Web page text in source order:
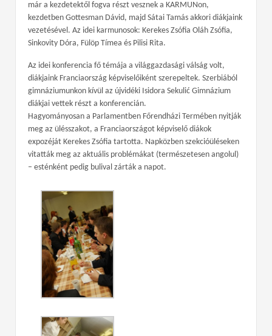
már a kezdetektől fogva részt vesznek a KARMUNon,
kezdetben Gottesman Dávid, majd Sátai Tamás akkori diákjaink
vezetésével. Az idei karmunosok: Kerekes Zsófia Oláh Zsófia,
Sinkovity Dóra, Fülöp Tímea és Pilisi Rita.
Az idei konferencia fő témája a világgazdasági válság volt,
diákjaink Franciaország képviselőiként szerepeltek. Szerbiából
gimnáziumunkon kívül az újvidéki Isidora Sekulić Gimnázium
diákjai vettek részt a konferencián.
Hagyományosan a Parlamentben Főrendházi Termében nyitják
meg az ülésszakot, a Franciaországot képviselő diákok
expozéját Kerekes Zsófia tartotta. Napközben szekcióüléseken
vitatták meg az aktuális problémákat (természetesen angolul)
– esténként pedig bulival zárták a napot.